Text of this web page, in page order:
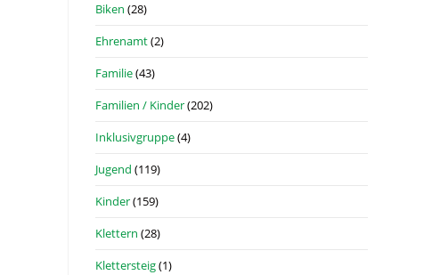
Biken (28)
Ehrenamt(2)
Familie(43)
Familien / Kinder(202)
Inklusivgruppe(4)
Jugend (119)
Kinder(159)
Klettern (28)
Klettersteig(1)